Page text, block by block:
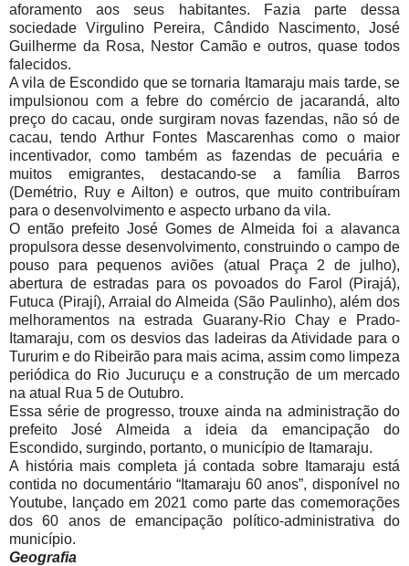
aforamento aos seus habitantes. Fazia parte dessa
sociedade Virgulino Pereira, Cândido Nascimento, José
Guilherme da Rosa, Nestor Camão e outros, quase todos
falecidos.
A vila de Escondido que se tornaria Itamaraju mais tarde, se
impulsionou com a febre do comércio de jacarandá, alto
preço do cacau, onde surgiram novas fazendas, não só de
cacau, tendo Arthur Fontes Mascarenhas como o maior
incentivador, como também as fazendas de pecuária e
muitos emigrantes, destacando-se a família Barros
(Demétrio, Ruy e Ailton) e outros, que muito contribuíram
para o desenvolvimento e aspecto urbano da vila.
O então prefeito José Gomes de Almeida foi a alavanca
propulsora desse desenvolvimento, construindo o campo de
pouso para pequenos aviões (atual Praça 2 de julho),
abertura de estradas para os povoados do Farol (Pirajá),
Futuca (Pirají), Arraial do Almeida (São Paulinho), além dos
melhoramentos na estrada Guarany-Rio Chay e Prado-
Itamaraju, com os desvios das ladeiras da Atividade para o
Tururim e do Ribeirão para mais acima, assim como limpeza
periódica do Rio Jucuruçu e a construção de um mercado
na atual Rua 5 de Outubro.
Essa série de progresso, trouxe ainda na administração do
prefeito José Almeida a ideia da emancipação do
Escondido, surgindo, portanto, o município de Itamaraju.
A história mais completa já contada sobre Itamaraju está
contida no documentário “Itamaraju 60 anos”, disponível no
Youtube, lançado em 2021 como parte das comemorações
dos 60 anos de emancipação político-administrativa do
município.
Geografia